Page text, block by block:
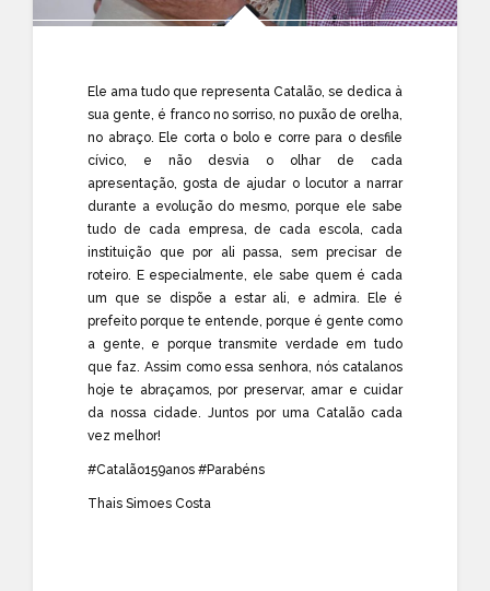
Ele ama tudo que representa Catalão, se dedica à
sua gente, é franco no sorriso, no puxão de orelha,
no abraço. Ele corta o bolo e corre para o desfile
cívico, e não desvia o olhar de cada
apresentação, gosta de ajudar o locutor a narrar
durante a evolução do mesmo, porque ele sabe
tudo de cada empresa, de cada escola, cada
instituição que por ali passa, sem precisar de
roteiro. E especialmente, ele sabe quem é cada
um que se dispõe a estar ali, e admira. Ele é
prefeito porque te entende, porque é gente como
a gente, e porque transmite verdade em tudo
que faz. Assim como essa senhora, nós catalanos
hoje te abraçamos, por preservar, amar e cuidar
da nossa cidade. Juntos por uma Catalão cada
vez melhor!
#Catalão159anos #Parabéns
Thais Simoes Costa